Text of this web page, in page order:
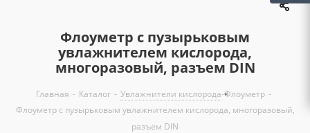
Флоуметр с пузырьковым
увлажнителем кислорода,
многоразовый, разъем DIN
Главная - Каталог - Увлажнители кислорода-Флоуметр -
Флоуметр с пузырьковым увлажнителем кислорода, многоразовый,
разъем DIN